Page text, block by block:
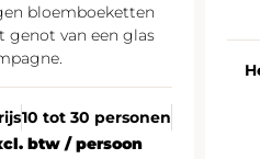
bloemboeketten
genot van een glas
10 tot 30 personen
btw / persoon